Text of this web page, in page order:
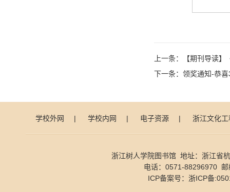
上一条：
【期刊导读
下一条： 领奖通知-恭
学校外网 | 学校内网 | 电子资源 | 浙江文化工
浙江树人学院图书馆 地址：浙江省
电话：0571-88296970 邮
ICP备案号： 浙ICP备